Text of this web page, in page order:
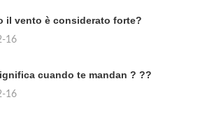
il vento è considerato forte?
16
cuando te mandan ? ??
16